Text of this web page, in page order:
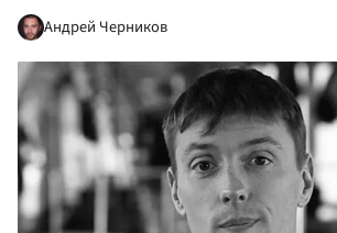
Андрей Черников